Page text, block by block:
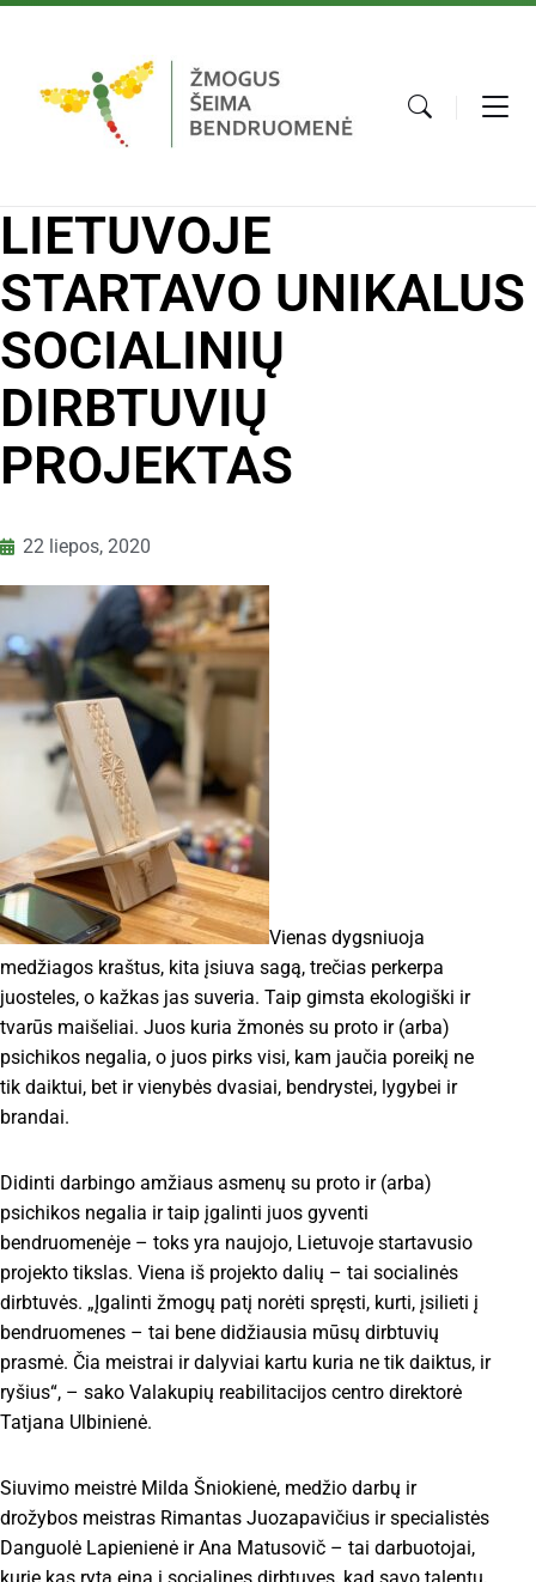
LIETUVOJE
STARTAVO UNIKALUS
SOCIALINIŲ
DIRBTUVIŲ
PROJEKTAS
22 liepos, 2020
Vienas dygsniuoja
medžiagos kraštus, kita įsiuva sagą, trečias perkerpa
juosteles, o kažkas jas suveria. Taip gimsta ekologiški ir
tvarūs maišeliai. Juos kuria žmonės su proto ir (arba)
psichikos negalia, o juos pirks visi, kam jaučia poreikį ne
tik daiktui, bet ir vienybės dvasiai, bendrystei, lygybei ir
brandai.
Didinti darbingo amžiaus asmenų su proto ir (arba)
psichikos negalia ir taip įgalinti juos gyventi
bendruomenėje – toks yra naujojo, Lietuvoje startavusio
projekto tikslas. Viena iš projekto dalių – tai socialinės
dirbtuvės. „Įgalinti žmogų patį norėti spręsti, kurti, įsilieti į
bendruomenes – tai bene didžiausia mūsų dirbtuvių
prasmė. Čia meistrai ir dalyviai kartu kuria ne tik daiktus, ir
ryšius“, – sako Valakupių reabilitacijos centro direktorė
Tatjana Ulbinienė.
Siuvimo meistrė Milda Šniokienė, medžio darbų ir
drožybos meistras Rimantas Juozapavičius ir specialistės
Danguolė Lapienienė ir Ana Matusovič – tai darbuotojai,